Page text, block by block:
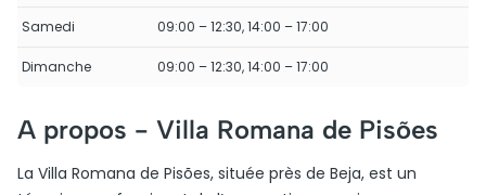
Samedi 09:00 – 12:30, 14:00 – 17:00
Dimanche 09:00 – 12:30, 14:00 – 17:00
A propos - Villa Romana de Pisões
La Villa Romana de Pisões, située près de Beja, est un